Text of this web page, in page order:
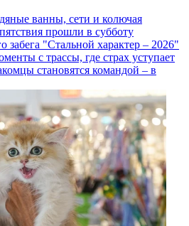
ванны, сети и колючая
прошли в субботу
забега "Стальной характер – 2026"
с трассы, где страх уступает
становятся командой – в